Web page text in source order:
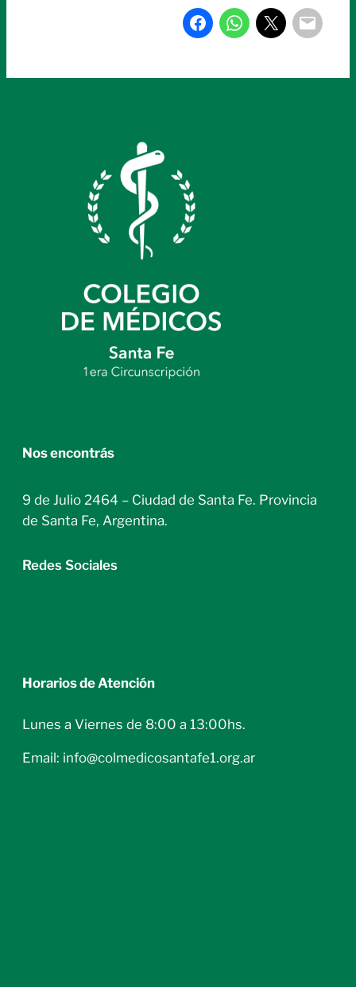
Nos encontrás
9 de Julio 2464 – Ciudad de Santa Fe. Provincia
de Santa Fe, Argentina.
Redes Sociales
Horarios de Atención
Lunes a Viernes de 8:00 a 13:00hs.
Email: info@colmedicosantafe1.org.ar